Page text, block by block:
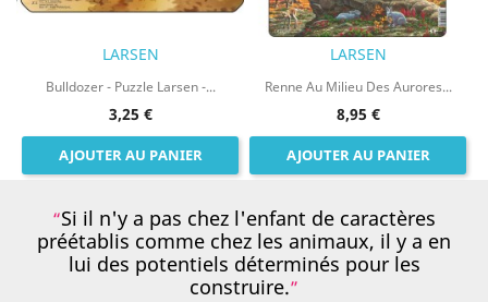
LARSEN
Bulldozer - Puzzle Larsen -...
3,25 €
AJOUTER AU PANIER
LARSEN
Renne Au Milieu Des Aurores...
8,95 €
AJOUTER AU PANIER
Si il n'y a pas chez l'enfant de caractères
préétablis comme chez les animaux, il y a en
lui des potentiels déterminés pour les
construire.